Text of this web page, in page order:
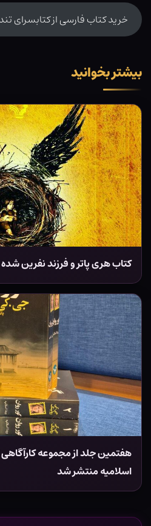
خرید کتاب فارسی از کتابسرای
بیشتر بخوانید
کتاب هری پاتر و فرزند نفرین شده
هفتمین جلد از مجموعه کارآگاهی
اسلامیه منتشر شد